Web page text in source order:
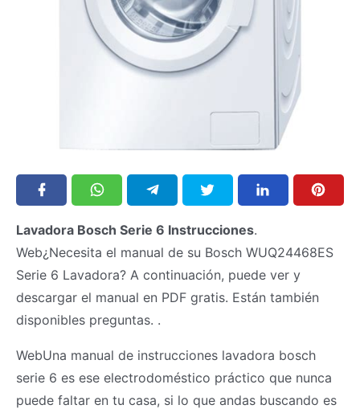
Lavadora Bosch Serie 6 Instrucciones.
Web¿Necesita el manual de su Bosch WUQ24468ES
Serie 6 Lavadora? A continuación, puede ver y
descargar el manual en PDF gratis. Están también
disponibles preguntas. .
WebUna manual de instrucciones lavadora bosch
serie 6 es ese electrodoméstico práctico que nunca
puede faltar en tu casa, si lo que andas buscando es